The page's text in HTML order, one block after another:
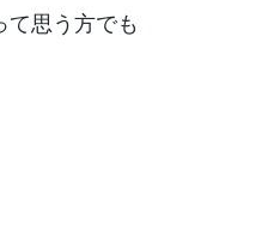
思う方でも